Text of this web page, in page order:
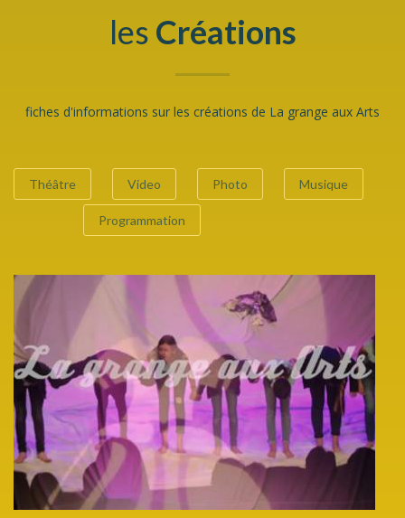
les Créations
fiches d'informations sur les créations de La grange aux Arts
Théâtre Video Photo Musique
Programmation